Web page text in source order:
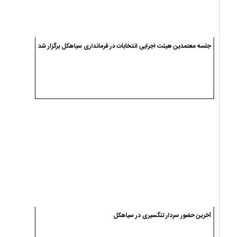
جلسه معتمدین هیئت اجرایی انتخابات در فرمانداری سیاهکل برگزار شد
آخرین حضور سردار تنگسیری در سیاهکل